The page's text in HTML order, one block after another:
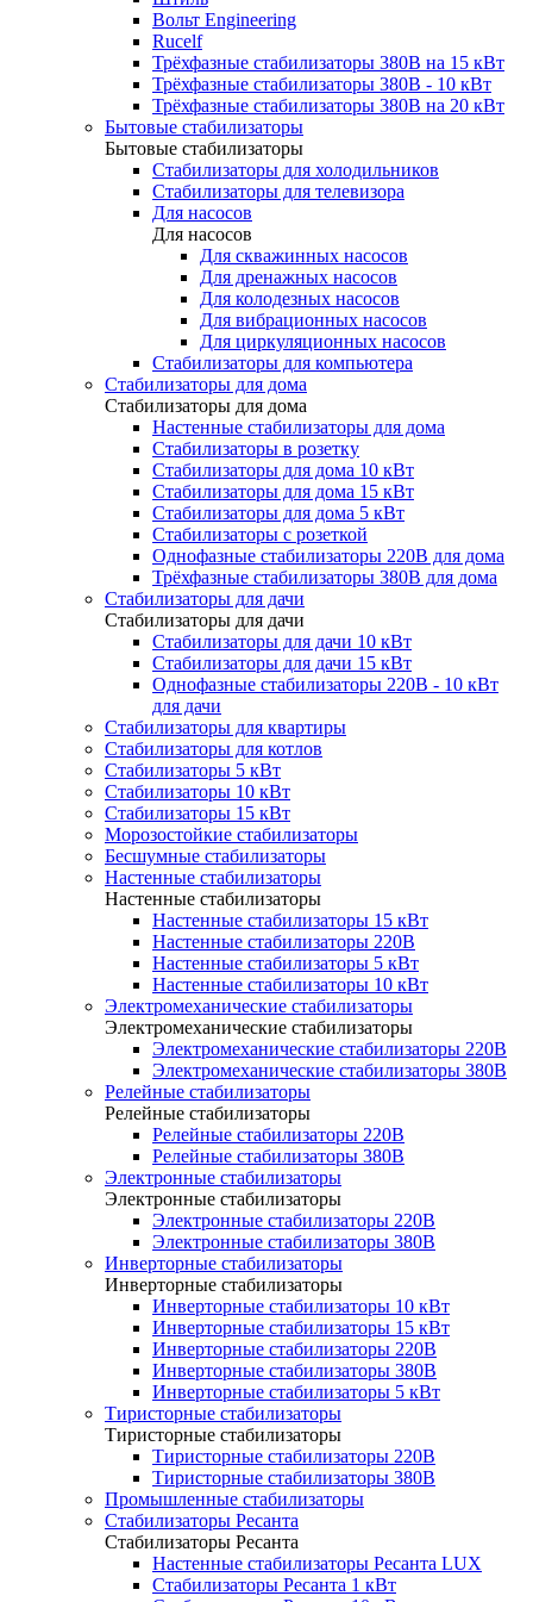
Вольт Engineering
Rucelf
Трёхфазные стабилизаторы 380В на 15 кВт
Трёхфазные стабилизаторы 380В - 10 кВт
Трёхфазные стабилизаторы 380В на 20 кВт
Бытовые стабилизаторы
Бытовые стабилизаторы
Стабилизаторы для холодильников
Стабилизаторы для телевизора
Для насосов
Для насосов
Для скважинных насосов
Для дренажных насосов
Для колодезных насосов
Для вибрационных насосов
Для циркуляционных насосов
Стабилизаторы для компьютера
Стабилизаторы для дома
Стабилизаторы для дома
Настенные стабилизаторы для дома
Стабилизаторы в розетку
Стабилизаторы для дома 10 кВт
Стабилизаторы для дома 15 кВт
Стабилизаторы для дома 5 кВт
Стабилизаторы с розеткой
Однофазные стабилизаторы 220В для дома
Трёхфазные стабилизаторы 380В для дома
Стабилизаторы для дачи
Стабилизаторы для дачи
Стабилизаторы для дачи 10 кВт
Стабилизаторы для дачи 15 кВт
Однофазные стабилизаторы 220В - 10 кВт
для дачи
Стабилизаторы для квартиры
Стабилизаторы для котлов
Стабилизаторы 5 кВт
Стабилизаторы 10 кВт
Стабилизаторы 15 кВт
Морозостойкие стабилизаторы
Бесшумные стабилизаторы
Настенные стабилизаторы
Настенные стабилизаторы
Настенные стабилизаторы 15 кВт
Настенные стабилизаторы 220В
Настенные стабилизаторы 5 кВт
Настенные стабилизаторы 10 кВт
Электромеханические стабилизаторы
Электромеханические стабилизаторы
Электромеханические стабилизаторы 220В
Электромеханические стабилизаторы 380В
Релейные стабилизаторы
Релейные стабилизаторы
Релейные стабилизаторы 220В
Релейные стабилизаторы 380В
Электронные стабилизаторы
Электронные стабилизаторы
Электронные стабилизаторы 220В
Электронные стабилизаторы 380В
Инверторные стабилизаторы
Инверторные стабилизаторы
Инверторные стабилизаторы 10 кВт
Инверторные стабилизаторы 15 кВт
Инверторные стабилизаторы 220В
Инверторные стабилизаторы 380В
Инверторные стабилизаторы 5 кВт
Тиристорные стабилизаторы
Тиристорные стабилизаторы
Тиристорные стабилизаторы 220В
Тиристорные стабилизаторы 380В
Промышленные стабилизаторы
Стабилизаторы Ресанта
Стабилизаторы Ресанта
Настенные стабилизаторы Ресанта LUX
Стабилизаторы Ресанта 1 кВт